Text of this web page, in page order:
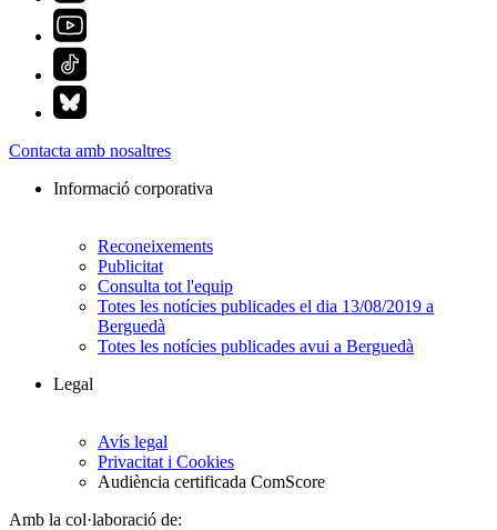
Contacta amb nosaltres
Informació corporativa
Reconeixements
Publicitat
Consulta tot l'equip
Totes les notícies publicades el dia 13/08/2019 a
Berguedà
Totes les notícies publicades avui a Berguedà
Legal
Avís legal
Privacitat i Cookies
Audiència certificada ComScore
Amb la col·laboració de: